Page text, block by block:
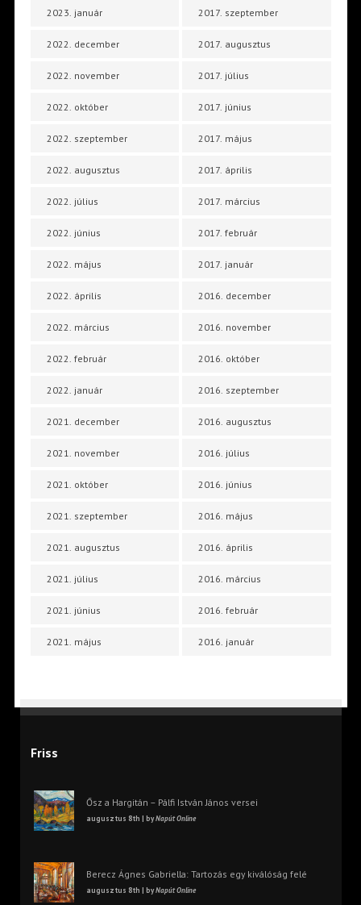
2023. január
2022. december
2022. november
2022. október
2022. szeptember
2022. augusztus
2022. július
2022. június
2022. május
2022. április
2022. március
2022. február
2022. január
2021. december
2021. november
2021. október
2021. szeptember
2021. augusztus
2021. július
2021. június
2021. május
2017. szeptember
2017. augusztus
2017. július
2017. június
2017. május
2017. április
2017. március
2017. február
2017. január
2016. december
2016. november
2016. október
2016. szeptember
2016. augusztus
2016. július
2016. június
2016. május
2016. április
2016. március
2016. február
2016. január
Friss
Ősz a Hargitán – Pálfi István János versei
augusztus 8th | byNapút Online
Berecz Ágnes Gabriella: Tartozás egy kiválóság felé
augusztus 8th | byNapút Online